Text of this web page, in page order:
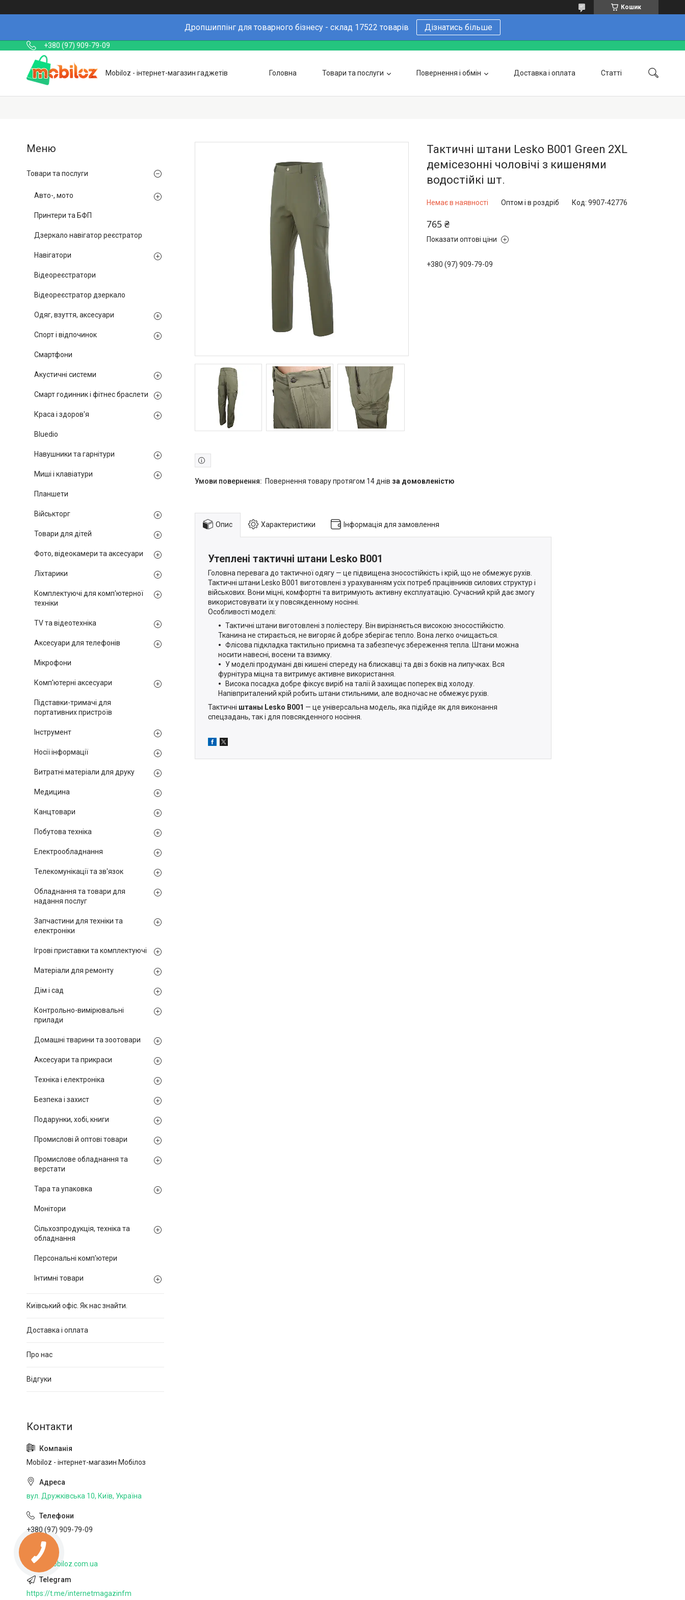
Кошик
Дропшиппінг для товарного бізнесу - склад 17522 товарів Дізнатись більше
+380 (97) 909-79-09
Mobiloz - інтернет-магазин гаджетів Головна Товари та послуги Повернення і обмін Доставка і оплата Статті
Оптовим покупцям Напишіть нам в Telegram Фотогалерея
Тактичні штани Lesko B001 Green 2XL
демісезонні чоловічі з кишенями
водостійкі шт.
Немає в наявності Оптом і в роздріб Код: 9907-42776
765 ₴
Показати оптові ціни
+380 (97) 909-79-09
повернення товару протягом 14 днів за домовленістю
Опис Характеристики Інформація для замовлення
Утеплені тактичні штани Lesko B001
Головна перевага до тактичної одягу — це підвищена зносостійкість і крій, що не обмежує рухів.
Тактичні штани Lesko B001 виготовлені з урахуванням усіх потреб працівників силових структур і
військових. Вони міцні, комфортні та витримують активну експлуатацію. Сучасний крій дає змогу
використовувати їх у повсякденному носінні.
Особливості моделі:
Тактичні штани виготовлені з поліестеру. Він вирізняється високою зносостійкістю.
Тканина не стирається, не вигоряє й добре зберігає тепло. Вона легко очищається.
Флісова підкладка тактильно приємна та забезпечує збереження тепла. Штани можна
носити навесні, восени та взимку.
У моделі продумані дві кишені спереду на блискавці та дві з боків на липучках. Вся
фурнітура міцна та витримує активне використання.
Висока посадка добре фіксує виріб на талії й захищає поперек від холоду.
Напівприталений крій робить штани стильними, але водночас не обмежує рухів.
Тактичні штаны Lesko B001 — це універсальна модель, яка підійде як для виконання
спецзадань, так і для повсякденного носіння.
Товари та послуги
Авто-, мото
Принтери та БФП
Дзеркало навігатор реєстратор
Навігатори
Відеореєстратори
Відеореєстратор дзеркало
Одяг, взуття, аксесуари
Спорт і відпочинок
Смартфони
Акустичні системи
Смарт годинник і фітнес браслети
Краса і здоров'я
Bluedio
Навушники та гарнітури
Миші і клавіатури
Планшети
Військторг
Товари для дітей
Фото, відеокамери та аксесуари
Ліхтарики
Комплектуючі для комп'ютерної
техніки
TV та відеотехніка
Аксесуари для телефонів
Мікрофони
Комп'ютерні аксесуари
Підставки-тримачі для
портативних пристроїв
Інструмент
Носії інформації
Витратні матеріали для друку
Медицина
Канцтовари
Побутова техніка
Електрообладнання
Телекомунікації та зв'язок
Обладнання та товари для
надання послуг
Запчастини для техніки та
електроніки
Ігрові приставки та комплектуючі
Матеріали для ремонту
Дім і сад
Контрольно-вимірювальні
прилади
Домашні тварини та зоотовари
Аксесуари та прикраси
Техніка і електроніка
Безпека і захист
Подарунки, хобі, книги
Промислові й оптові товари
Промислове обладнання та
верстати
Тара та упаковка
Монітори
Сільхозпродукція, техніка та
обладнання
Персональні комп'ютери
Інтимні товари
Київський офіс. Як нас знайти.
Доставка і оплата
Про нас
Відгуки
Mobiloz - інтернет-магазин Мобілоз
вул. Дружківська 10, Київ, Україна
+380 (97) 909-79-09
http://mobiloz.com.ua
https://t.me/internetmagazinfm